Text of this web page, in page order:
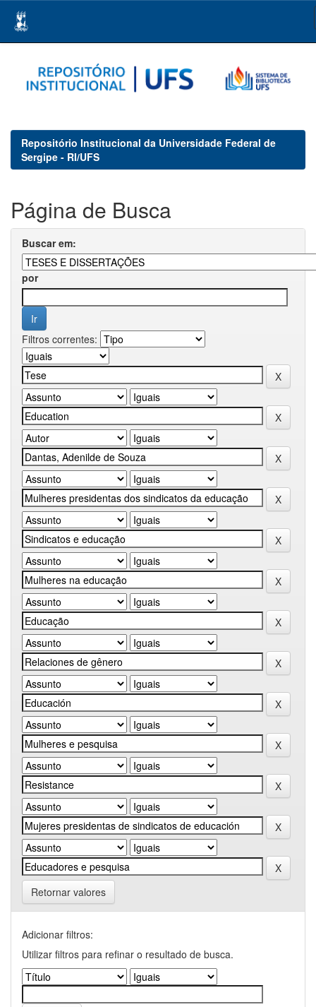
navigation
Repositório Institucional da Universidade Federal de
Sergipe - RI/UFS
Página de Busca
Buscar em:
por
Filtros correntes:
Retornar valores
Adicionar filtros:
Utilizar filtros para refinar o resultado de busca.